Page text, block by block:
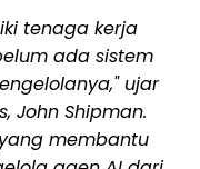
tenaga kerja
ada sistem
ujar
John Shipman.
membantu